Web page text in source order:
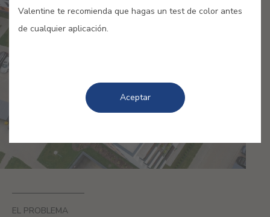
EL PROBLEMA
Valentine te recomienda que hagas un test de color antes
de cualquier aplicación.
Aceptar